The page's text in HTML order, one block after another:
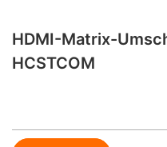
HDMI-Matrix-
HCSTCOM